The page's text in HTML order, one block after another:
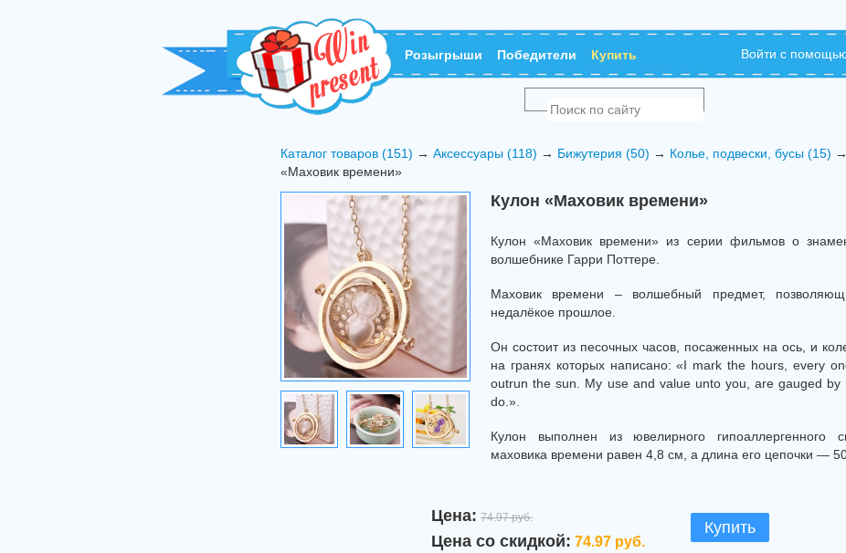
Розыгрыши Победители Купить Войти с
Каталог товаров (151) → Аксессуары (118) → Бижутерия (50) → Колье, подвески, бусы (15)
«Маховик времени»
Кулон «Маховик времени»
Кулон «Маховик времени» из серии фильмов о
волшебнике Гарри Поттере.
Маховик времени – волшебный предмет,
недалёкое прошлое.
Он состоит из песочных часов, посаженных на ось, и
на гранях которых написано: «I mark the hours, every
outrun the sun. My use and value unto you, are gauged by
do.».
Кулон выполнен из ювелирного гипоаллергенного
маховика времени равен 4,8 см, а длина его цепочки —
Цена: 74.97 руб.
Цена со скидкой: 74.97 руб.
Купить